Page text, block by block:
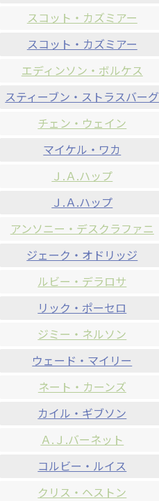
スコット・カズミアー
スコット・カズミアー
エディンソン・ボルケス
スティーブン・ストラスバーグ
チェン・ウェイン
マイケル・ワカ
Ｊ.Ａ.ハップ
Ｊ.Ａ.ハップ
アンソニー・デスクラファニ
ジェーク・オドリッジ
ルビー・デラロサ
リック・ポーセロ
ジミー・ネルソン
ウェード・マイリー
ネート・カーンズ
カイル・ギブソン
Ａ.Ｊ.バーネット
コルビー・ルイス
クリス・ヘストン